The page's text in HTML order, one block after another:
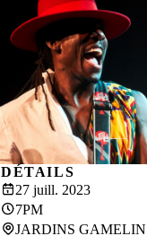
DÉTAILS
27 juill. 2023
7PM
JARDINS GAMELIN